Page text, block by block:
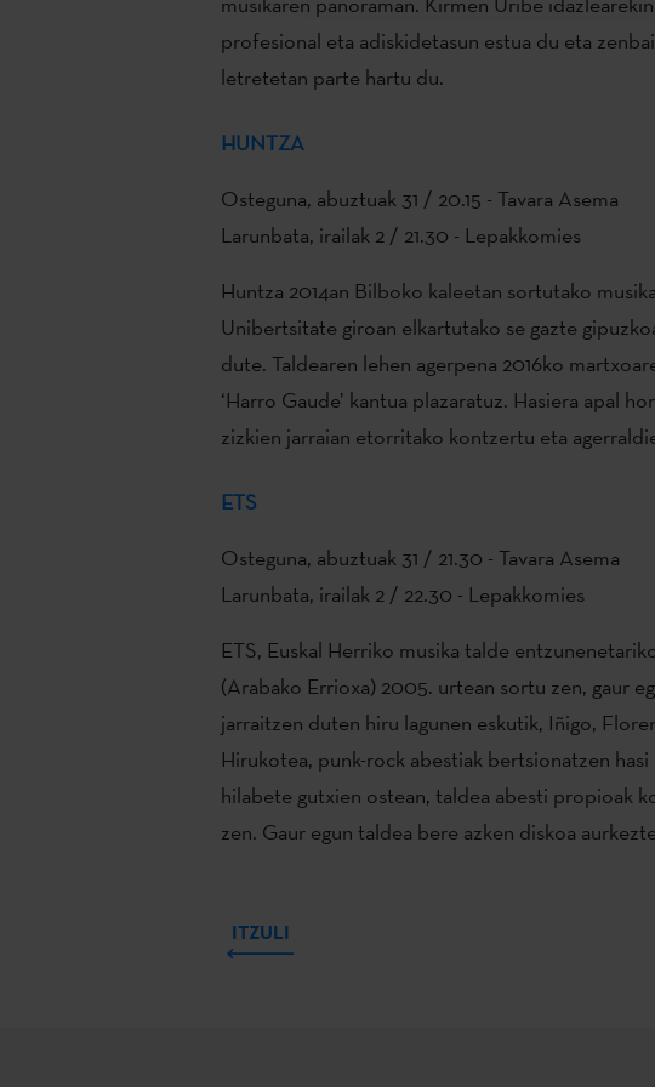
profesional eta adiskidetasun estua du eta
letretetan parte hartu du.
HUNTZA
Osteguna, abuztuak 31 / 20.15 - Tavara Asema
Larunbata, irailak 2 / 21.30 - Lepakkomies
Huntza 2014an Bilboko kaleetan sortutako
Unibertsitate giroan elkartutako se gazte
dute. Taldearen lehen agerpena 2016ko
‘Harro Gaude’ kantua plazaratuz. Hasiera apal
zizkien jarraian etorritako kontzertu eta
ETS
Osteguna, abuztuak 31 / 21.30 - Tavara Asema
Larunbata, irailak 2 / 22.30 - Lepakkomies
ETS, Euskal Herriko musika talde
(Arabako Errioxa) 2005. urtean sortu zen, gaur
jarraitzen duten hiru lagunen eskutik, Iñigo,
Hirukotea, punk-rock abestiak bertsionatzen hasi
hilabete gutxien ostean, taldea abesti propioak
zen. Gaur egun taldea bere azken diskoa
ITZULI